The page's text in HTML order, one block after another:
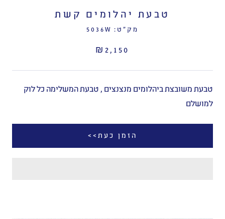
טבעת יהלומים קשת
מק"ט: 5036W
₪2,150
טבעת משובצת ביהלומים מנצנצים , טבעת המשלימה כל לוק
למושלם
הזמן כעת>>